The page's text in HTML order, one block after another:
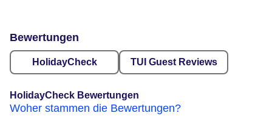
Bewertungen
HolidayCheck TUI Guest Reviews
HolidayCheck Bewertungen
Woher stammen die Bewertungen?